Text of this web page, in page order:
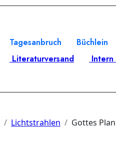
Tagesanbruch Büchlein
Literaturversand
Intern
Lichtstrahlen Gottes